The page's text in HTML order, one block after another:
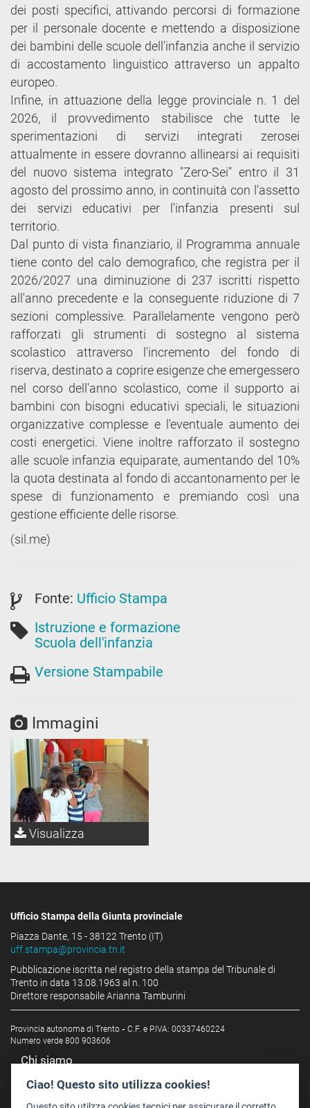
dei posti specifici, attivando percorsi di formazione
per il personale docente e mettendo a disposizione
dei bambini delle scuole dell'infanzia anche il servizio
di accostamento linguistico attraverso un appalto
europeo.
Infine, in attuazione della legge provinciale n. 1 del
2026, il provvedimento stabilisce che tutte le
sperimentazioni di servizi integrati zerosei
attualmente in essere dovranno allinearsi ai requisiti
del nuovo sistema integrato "Zero-Sei" entro il 31
agosto del prossimo anno, in continuità con l'assetto
dei servizi educativi per l'infanzia presenti sul
territorio.
Dal punto di vista finanziario, il Programma annuale
tiene conto del calo demografico, che registra per il
2026/2027 una diminuzione di 237 iscritti rispetto
all'anno precedente e la conseguente riduzione di 7
sezioni complessive. Parallelamente vengono però
rafforzati gli strumenti di sostegno al sistema
scolastico attraverso l'incremento del fondo di
riserva, destinato a coprire esigenze che emergessero
nel corso dell'anno scolastico, come il supporto ai
bambini con bisogni educativi speciali, le situazioni
organizzative complesse e l'eventuale aumento dei
costi energetici. Viene inoltre rafforzato il sostegno
alle scuole infanzia equiparate, aumentando del 10%
la quota destinata al fondo di accantonamento per le
spese di funzionamento e premiando così una
gestione efficiente delle risorse.
(sil.me)
Fonte: Ufficio Stampa
Istruzione e formazione
Scuola dell'infanzia
Versione Stampabile
Immagini
Visualizza
Ufficio Stampa della Giunta provinciale
Piazza Dante, 15 - 38122 Trento (IT)
uff.stampa@provincia.tn.it
Pubblicazione iscritta nel registro della stampa del Tribunale di
Trento in data 13.08.1963 al n. 100
Direttore responsabile Arianna Tamburini
Provincia autonoma di Trento - C.F. e P.IVA: 00337460224
Numero verde 800 903606
Chi siamo
Redazione
Staff
Ciao! Questo sito utilizza cookies!